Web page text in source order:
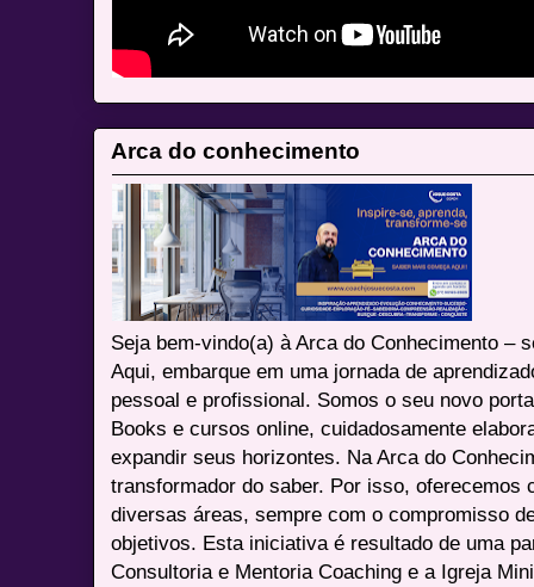
Arca do conhecimento
Seja bem-vindo(a) à Arca do Conhecimento –
Aqui, embarque em uma jornada de
pessoal e profissional. Somos o seu novo
Books e cursos online, cuidadosamente
expandir seus horizontes. Na Arca do
transformador do saber. Por isso, oferecemos
diversas áreas, sempre com o compromisso
objetivos. Esta iniciativa é resultado de uma
Consultoria e Mentoria Coaching e a Igreja